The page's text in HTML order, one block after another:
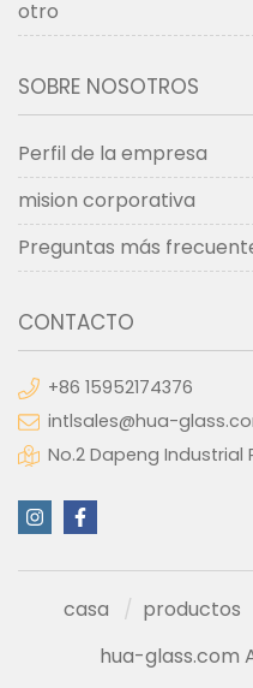
otro
SOBRE NOSOTROS
Perfil de la empresa
mision corporativa
Preguntas más
CONTACTO
+86 15952174376
intlsales@hua-
No.2 Dapeng Industrial
casa productos
hua-glass.com